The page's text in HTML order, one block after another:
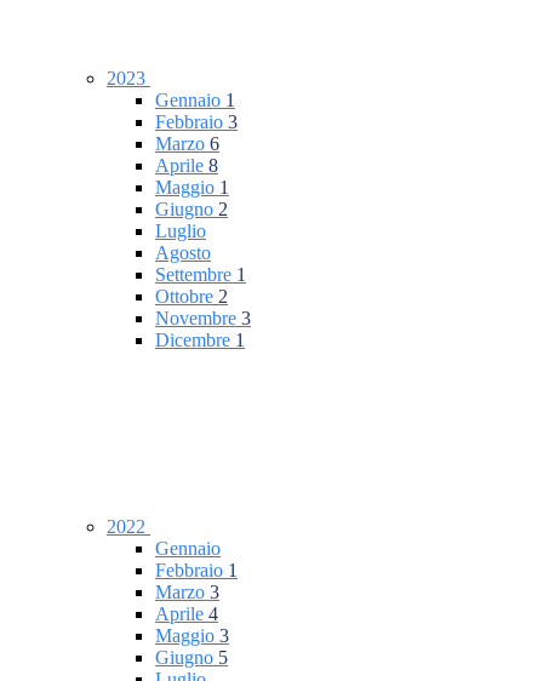
2023
Gennaio 1
Febbraio 3
Marzo 6
Aprile 8
Maggio 1
Giugno 2
Luglio
Agosto
Settembre 1
Ottobre 2
Novembre 3
Dicembre 1
2022
Gennaio
Febbraio 1
Marzo 3
Aprile 4
Maggio 3
Giugno 5